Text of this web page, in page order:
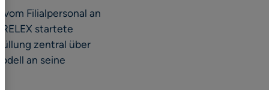
日本語
Filialpersonal an
startete
zentral über
an seine